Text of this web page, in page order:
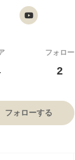
フォロー
2
フォローする